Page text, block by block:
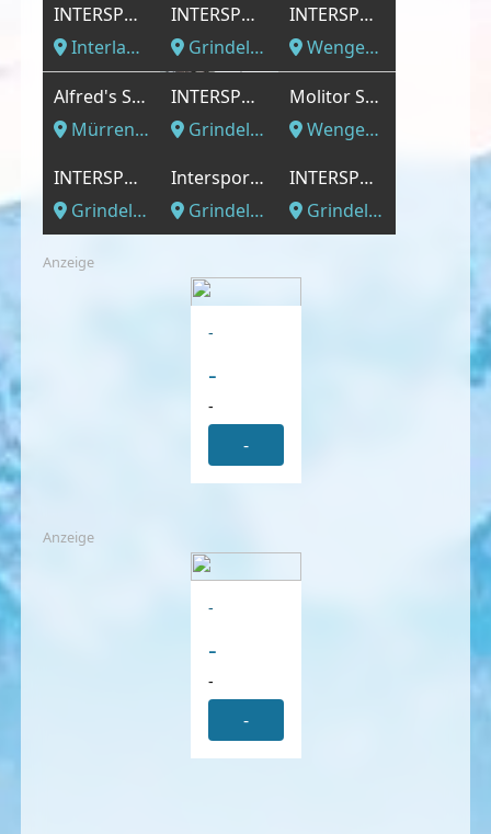
INTERSPORT - INTERSPORT Eiger Sport Unterseen
Interlaken, Bern Region
INTERSPORT - INTERSPORT Graf Grindelwald
Grindelwald, Bern Region
INTERSPORT - INTERSPORT Central Sport Wengen
Wengen, Bern Region
Alfred's Sporthaus
Mürren, Bern Region
INTERSPORT - INTERSPORT Rent Network Hotel Sunstar
Grindelwald, Bern Region
Molitor Sport AG
Wengen, Bern Region
INTERSPORT - INTERSPORT Kaufmann Grindelwald
Grindelwald, Bern Region
Intersport Graf Sport
Grindelwald, Bern Region
INTERSPORT - INTERSPORT Rent Network Terminal Grindelwald
Grindelwald, Bern Region
Anzeige
-
-
-
-
Anzeige
-
-
-
-